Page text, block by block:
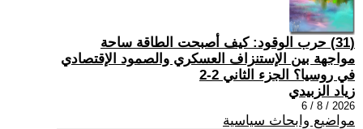
(31) حرب الوقود: كيف أصبحت الطاقة ساحة
مواجهة بين الإستنزاف العسكري والصمود الإقتصادي
في روسيا؟ الجزء الثاني 2-2
زياد الزبيدي
2026 / 8 / 6
مواضيع وابحاث سياسية